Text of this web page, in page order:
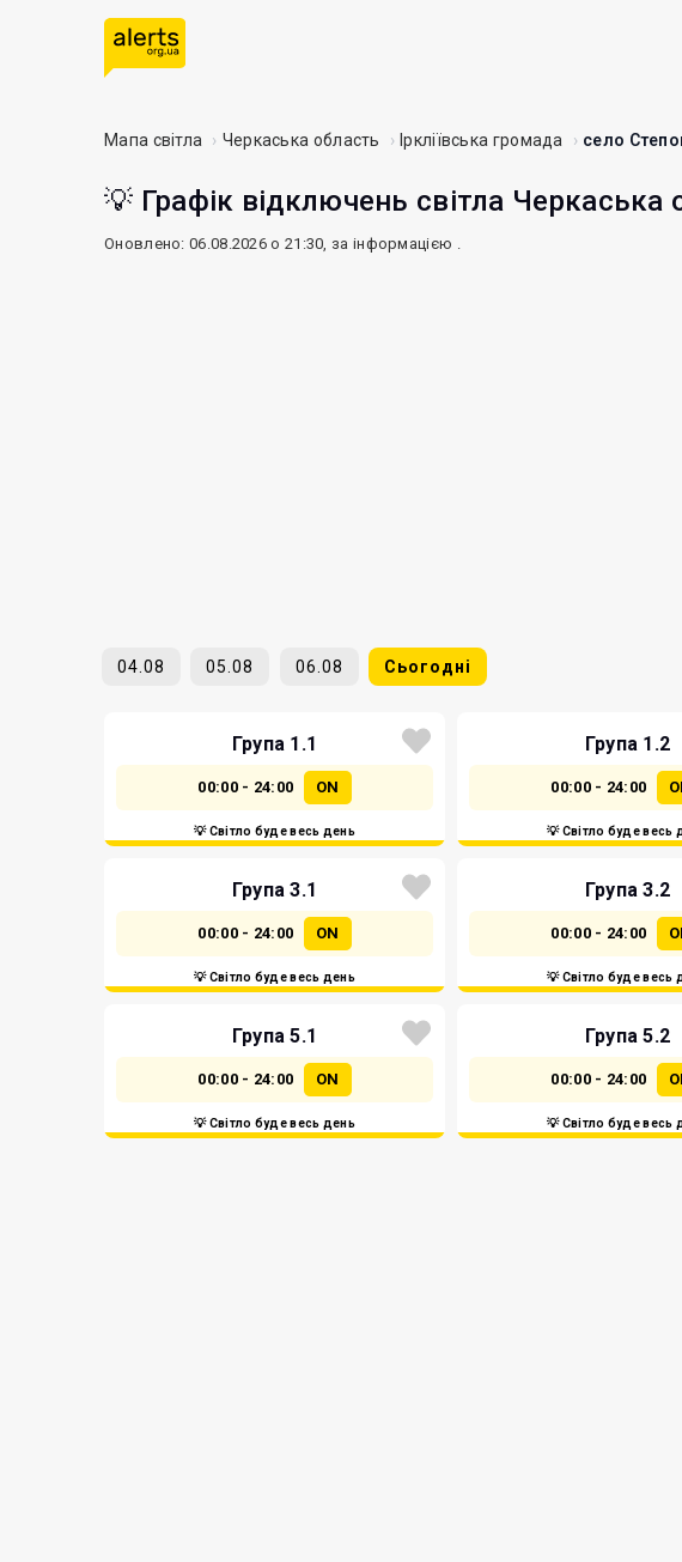
Мапа світла Черкаська область Іркліївська громада село
💡 Графік відключень світла
Оновлено: 06.08.2026 о 21:30, за інформацією .
04.08 05.08 06.08 Сьогодні
Група 1.1
00:00 - 24:00 ON
💡 Світло буде весь день
Група 1.2
00:00 - 24:00
💡 Світло буде весь
Група 3.1
00:00 - 24:00 ON
💡 Світло буде весь день
Група 3.2
00:00 - 24:00
💡 Світло буде весь
Група 5.1
00:00 - 24:00 ON
💡 Світло буде весь день
Група 5.2
00:00 - 24:00
💡 Світло буде весь